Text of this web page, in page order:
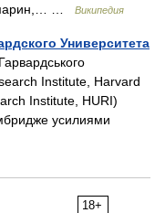
…
Википедия
Университета
Institute, Harvard
Institute, HURI)
усилиями
18+